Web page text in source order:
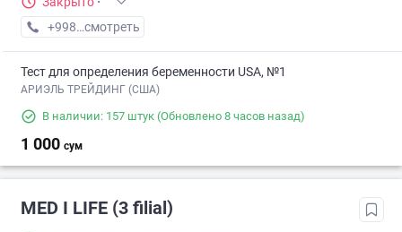
+998 (55) XXX-XX-XX
смотреть
Тест для определения беременности USA, №1
АРИЭЛЬ ТРЕЙДИНГ (США)
В наличии: 157 штук (Обновлено 8 часов назад)
1 000 сум
MED I LIFE (3 filial)